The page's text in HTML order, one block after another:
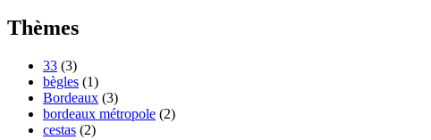
Thèmes
33 (3)
bègles (1)
Bordeaux (3)
bordeaux métropole (2)
cestas (2)